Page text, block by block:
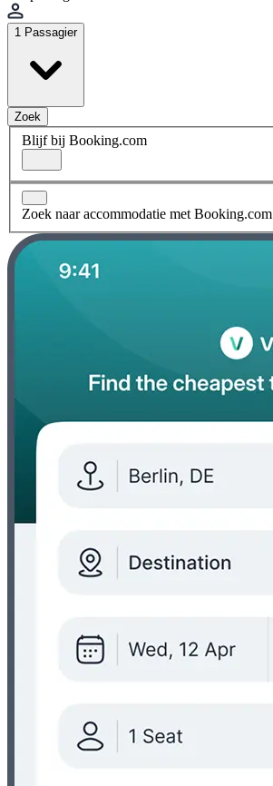
1 Passagier
Zoek
Blijf bij Booking.com
Zoek naar accommodatie met Booking.com